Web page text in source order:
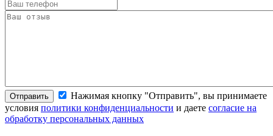
Отправить
Нажимая кнопку "Отправить", вы принимаете
условия политики конфиденциальности и даете согласие на
обработку персональных данных